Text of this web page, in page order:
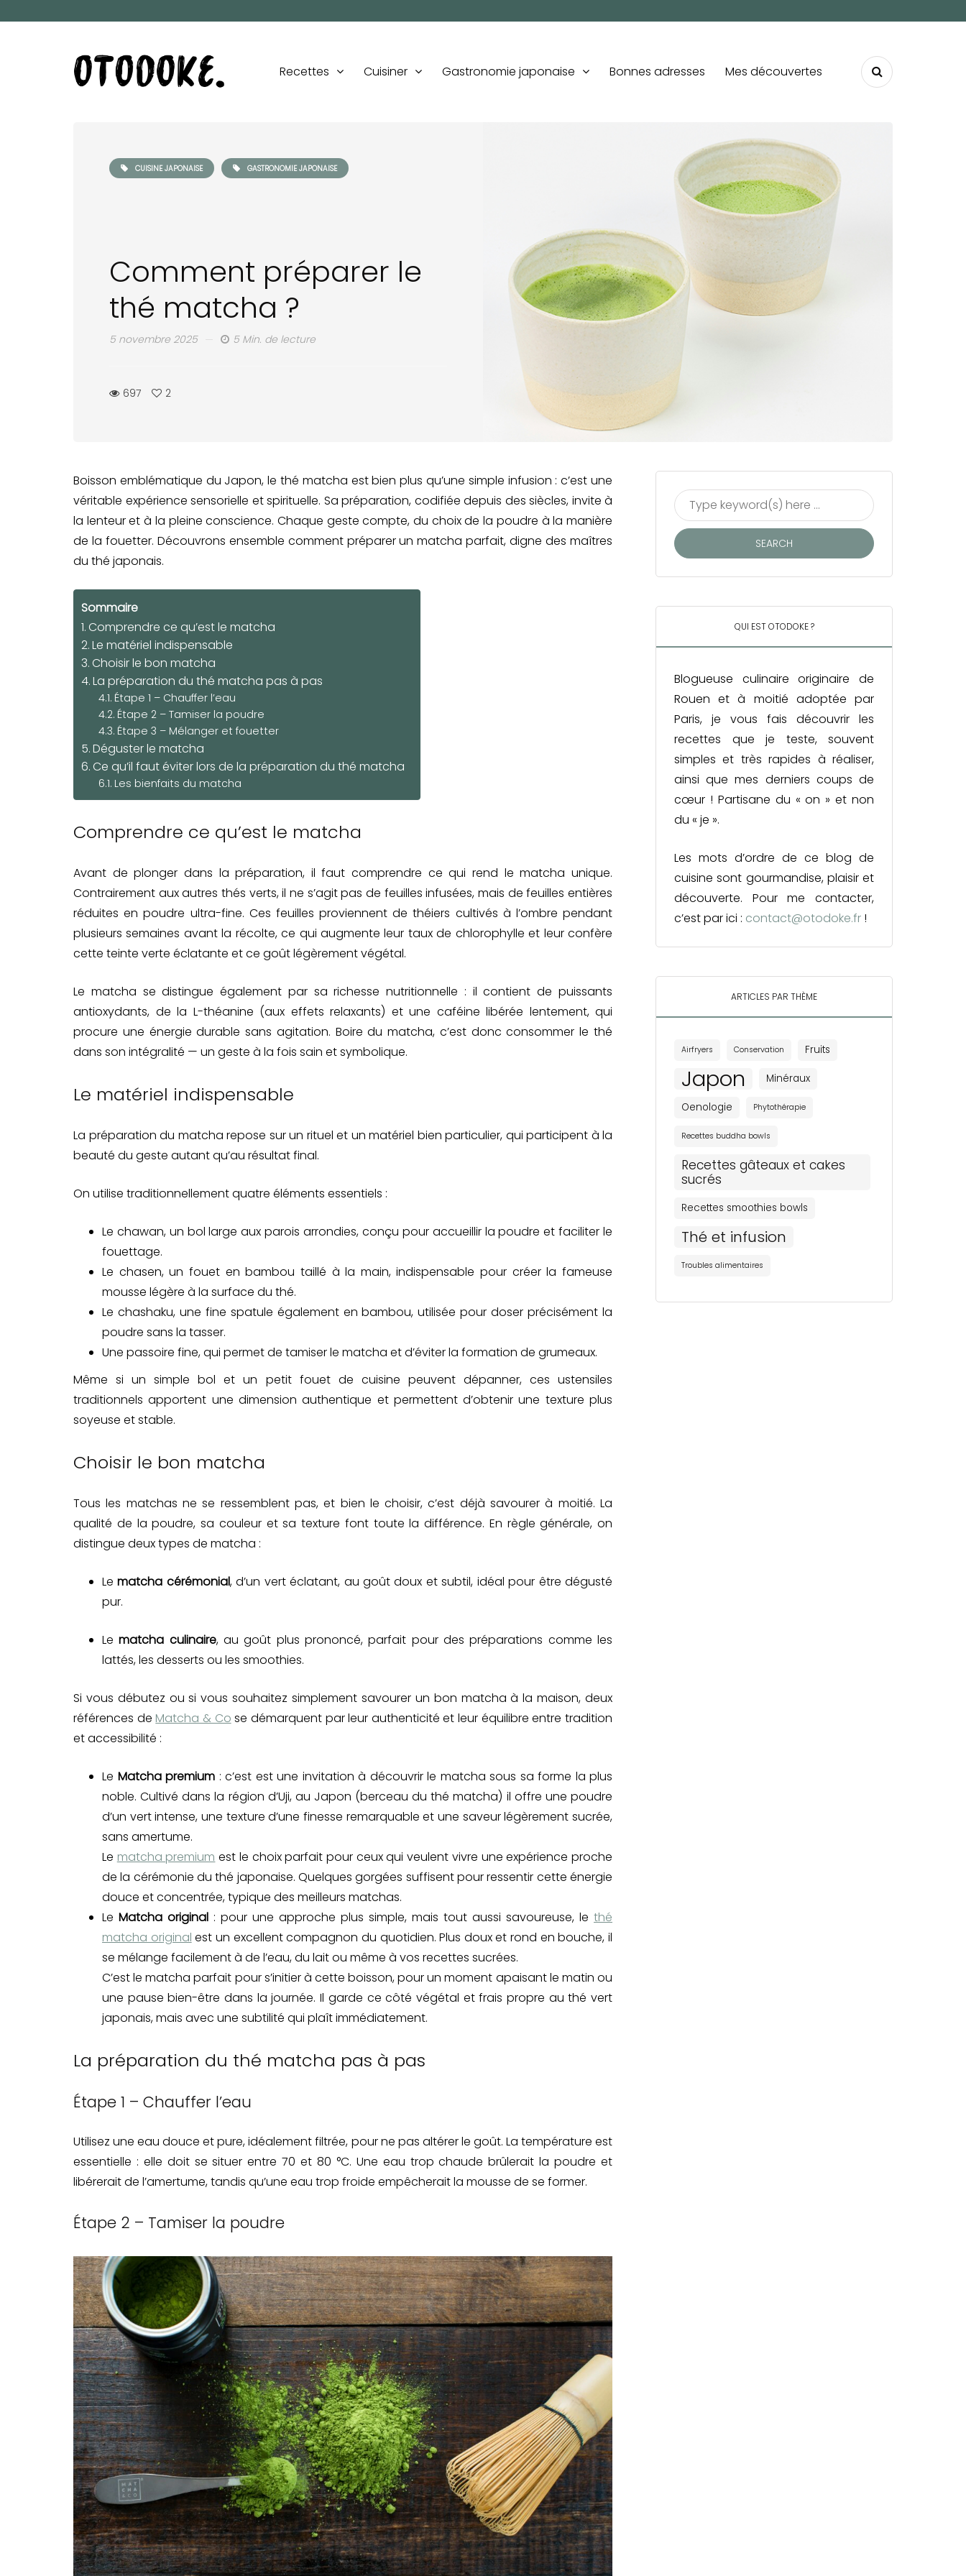
Recettes Cuisiner Gastronomie japonaise Bonnes adresses Mes découvertes
CUISINE JAPONAISE GASTRONOMIE JAPONAISE
Comment préparer le
thé matcha ?
5 novembre 2025 5 Min. de lecture
697 2
Boisson emblématique du Japon, le thé matcha est bien plus qu’une simple infusion : c’est une
véritable expérience sensorielle et spirituelle. Sa préparation, codifiée depuis des siècles, invite à
la lenteur et à la pleine conscience. Chaque geste compte, du choix de la poudre à la manière
de la fouetter. Découvrons ensemble comment préparer un matcha parfait, digne des maîtres
du thé japonais.
Sommaire
Comprendre ce qu’est le matcha
Le matériel indispensable
Choisir le bon matcha
La préparation du thé matcha pas à pas
Étape 1 – Chauffer l’eau
Étape 2 – Tamiser la poudre
Étape 3 – Mélanger et fouetter
Déguster le matcha
Ce qu’il faut éviter lors de la préparation du thé matcha
Les bienfaits du matcha
Comprendre ce qu’est le matcha
Avant de plonger dans la préparation, il faut comprendre ce qui rend le matcha unique.
Contrairement aux autres thés verts, il ne s’agit pas de feuilles infusées, mais de feuilles entières
réduites en poudre ultra-fine. Ces feuilles proviennent de théiers cultivés à l’ombre pendant
plusieurs semaines avant la récolte, ce qui augmente leur taux de chlorophylle et leur confère
cette teinte verte éclatante et ce goût légèrement végétal.
Le matcha se distingue également par sa richesse nutritionnelle : il contient de puissants
antioxydants, de la L-théanine (aux effets relaxants) et une caféine libérée lentement, qui
procure une énergie durable sans agitation. Boire du matcha, c’est donc consommer le thé
dans son intégralité — un geste à la fois sain et symbolique.
Le matériel indispensable
La préparation du matcha repose sur un rituel et un matériel bien particulier, qui participent à la
beauté du geste autant qu’au résultat final.
On utilise traditionnellement quatre éléments essentiels :
Le chawan, un bol large aux parois arrondies, conçu pour accueillir la poudre et faciliter le
fouettage.
Le chasen, un fouet en bambou taillé à la main, indispensable pour créer la fameuse
mousse légère à la surface du thé.
Le chashaku, une fine spatule également en bambou, utilisée pour doser précisément la
poudre sans la tasser.
Une passoire fine, qui permet de tamiser le matcha et d’éviter la formation de grumeaux.
Même si un simple bol et un petit fouet de cuisine peuvent dépanner, ces ustensiles
traditionnels apportent une dimension authentique et permettent d’obtenir une texture plus
soyeuse et stable.
Choisir le bon matcha
Tous les matchas ne se ressemblent pas, et bien le choisir, c’est déjà savourer à moitié. La
qualité de la poudre, sa couleur et sa texture font toute la différence. En règle générale, on
distingue deux types de matcha :
Lematcha cérémonial, d’un vert éclatant, au goût doux et subtil, idéal pour être dégusté
pur.
Lematcha culinaire, au goût plus prononcé, parfait pour des préparations comme les
lattés, les desserts ou les smoothies.
Si vous débutez ou si vous souhaitez simplement savourer un bon matcha à la maison, deux
références de Matcha & Co se démarquent par leur authenticité et leur équilibre entre tradition
et accessibilité :
Le Matcha premium : c’est est une invitation à découvrir le matcha sous sa forme la plus
noble. Cultivé dans la région d’Uji, au Japon (berceau du thé matcha) il offre une poudre
d’un vert intense, une texture d’une finesse remarquable et une saveur légèrement sucrée,
sans amertume.
Le matcha premium est le choix parfait pour ceux qui veulent vivre une expérience proche
de la cérémonie du thé japonaise. Quelques gorgées suffisent pour ressentir cette énergie
douce et concentrée, typique des meilleurs matchas.
Le Matcha original : pour une approche plus simple, mais tout aussi savoureuse, le thé
matcha original est un excellent compagnon du quotidien. Plus doux et rond en bouche, il
se mélange facilement à de l’eau, du lait ou même à vos recettes sucrées.
C’est le matcha parfait pour s’initier à cette boisson, pour un moment apaisant le matin ou
une pause bien-être dans la journée. Il garde ce côté végétal et frais propre au thé vert
japonais, mais avec une subtilité qui plaît immédiatement.
La préparation du thé matcha pas à pas
Étape 1 – Chauffer l’eau
Utilisez une eau douce et pure, idéalement filtrée, pour ne pas altérer le goût. La température est
essentielle : elle doit se situer entre 70 et 80 °C. Une eau trop chaude brûlerait la poudre et
libérerait de l’amertume, tandis qu’une eau trop froide empêcherait la mousse de se former.
Étape 2 – Tamiser la poudre
QUI EST OTODOKE ?
Blogueuse culinaire originaire de
Rouen et à moitié adoptée par
Paris, je vous fais découvrir les
recettes que je teste, souvent
simples et très rapides à réaliser,
ainsi que mes derniers coups de
cœur ! Partisane du « on » et non
du « je ».
Les mots d’ordre de ce blog de
cuisine sont gourmandise, plaisir et
découverte. Pour me contacter,
c’est par ici : contact@otodoke.fr !
ARTICLES PAR THÈME
Airfryers Conservation Fruits
Japon Minéraux
Oenologie Phytothérapie
Recettes buddha bowls
Recettes gâteaux et cakes
sucrés
Recettes smoothies bowls
Thé et infusion
Troubles alimentaires